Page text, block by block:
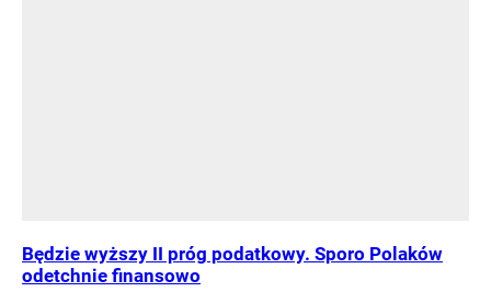
Będzie wyższy II próg podatkowy. Sporo Polaków
odetchnie finansowo